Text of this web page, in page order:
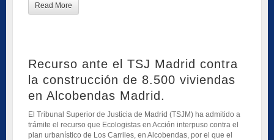
Read More
Recurso ante el TSJ Madrid contra
la construcción de 8.500 viviendas
en Alcobendas Madrid.
El Tribunal Superior de Justicia de Madrid (TSJM) ha admitido a
trámite el recurso que Ecologistas en Acción interpuso contra el
plan urbanístico de Los Carriles, en Alcobendas, por el que el